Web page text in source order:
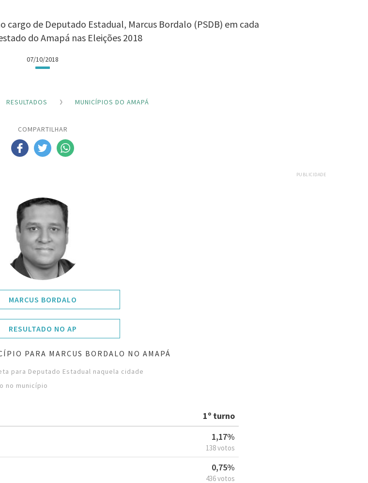
cargo de Deputado Estadual, Marcus Bordalo (PSDB) em cada
do Amapá nas Eleições 2018
07/10/2018
RESULTADOS MUNICÍPIOS DO AMAPÁ
COMPARTILHAR
PUBLICIDADE
MARCUS BORDALO
RESULTADO NO AP
PARA MARCUS BORDALO NO AMAPÁ
para Deputado Estadual naquela cidade
no município
1º turno
1,17%
138 votos
0,75%
436 votos